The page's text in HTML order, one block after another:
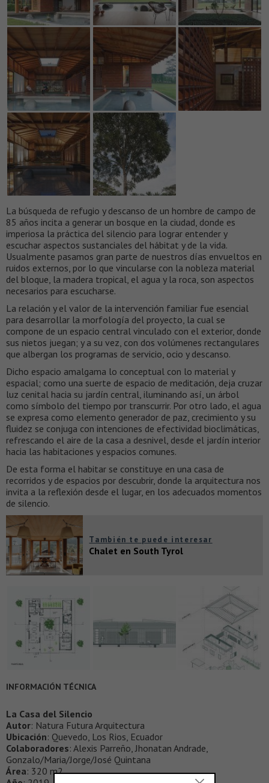
La búsqueda de refugio y descanso de un hombre de campo de
85 años incita a generar un bosque en la ciudad, donde es
imperiosa la práctica del silencio para lograr entender y
escuchar aspectos sustanciales del hábitat y de la vida.
Usualmente pasamos gran parte de nuestros días envueltos en
ruidos externos, por lo que vincularse con la nobleza material
del bloque, la madera tropical, el agua y la roca, son aspectos
necesarios para escucharse.
La relación y el valor de la intervención familiar fue esencial
para desarrollar la morfología del proyecto, la cual se
compone de un espacio central vinculado con el exterior, donde
sus nietos juegan; y a su vez, con dos volúmenes rectangulares
que albergan los programas de servicio, ocio y descanso.
Dicho espacio amalgama lo conceptual con lo material y
espacial; como una suerte de espacio de meditación, deja cruzar
luz cenital hacia su jardín central, iluminando así, un árbol
como símbolo del tiempo por transcurrir. Por otro lado, el agua
se expresa como elemento generador de paz, crecimiento y su
fluidez se conjuga con intenciones de efectividad bioclimáticas,
refrescando el aire de la casa a desnivel, desde el jardín interior
hacia las habitaciones y espacios comunes.
De esta forma el habitar se constituye en una casa de
recorridos y de espacios por descubrir, donde la arquitectura nos
invita a la reflexión desde el lugar, en los adecuados momentos
de silencio.
También te puede interesar
Chalet en South Tyrol
INFORMACIÓN TÉCNICA
La Casa del Silencio
Autor: Natura Futura Arquitectura
Ubicación: Quevedo, Los Rios, Ecuador
Colaboradores: Alexis Parreño, Jhonatan Andrade,
Gonzalo/Maria/Jorge/José Quintana
Área: 320 m2